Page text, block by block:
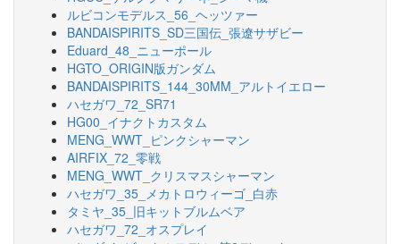
ルビコンモデルス_56_ヘッツァー
BANDAISPIRITS_SD三国伝_張遼サザビー
Eduard_48_ニューポール
HGTO_ORIGIN版ガンダム
BANDAISPIRITS_144_30MM_アルトイエロー
ハセガワ_72_SR71
HG00_イナクトカスタム
MENG_WWT_ピンクシャーマン
AIRFIX_72_零戦
MENG_WWT_クリスマスシャーマン
ハセガワ_35_メカトロウィーゴ_白赤
タミヤ_35_旧キットブルムベア
ハセガワ_72_オスプレイ